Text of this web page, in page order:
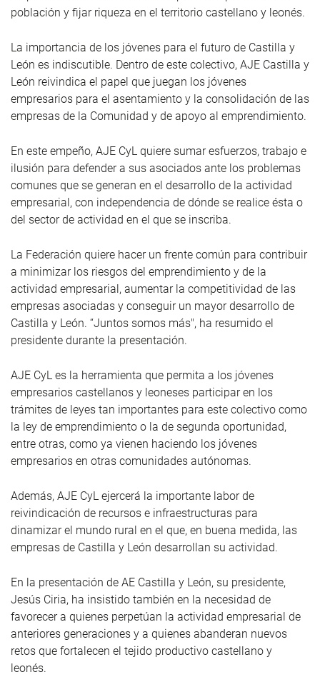
población y fijar riqueza en el territorio castellano y leonés.
La importancia de los jóvenes para el futuro de Castilla y
León es indiscutible. Dentro de este colectivo, AJE Castilla y
León reivindica el papel que juegan los jóvenes
empresarios para el asentamiento y la consolidación de las
empresas de la Comunidad y de apoyo al emprendimiento.
En este empeño, AJE CyL quiere sumar esfuerzos, trabajo e
ilusión para defender a sus asociados ante los problemas
comunes que se generan en el desarrollo de la actividad
empresarial, con independencia de dónde se realice ésta o
del sector de actividad en el que se inscriba.
La Federación quiere hacer un frente común para contribuir
a minimizar los riesgos del emprendimiento y de la
actividad empresarial, aumentar la competitividad de las
empresas asociadas y conseguir un mayor desarrollo de
Castilla y León. “Juntos somos más", ha resumido el
presidente durante la presentación.
AJE CyL es la herramienta que permita a los jóvenes
empresarios castellanos y leoneses participar en los
trámites de leyes tan importantes para este colectivo como
la ley de emprendimiento o la de segunda oportunidad,
entre otras, como ya vienen haciendo los jóvenes
empresarios en otras comunidades autónomas.
Además, AJE CyL ejercerá la importante labor de
reivindicación de recursos e infraestructuras para
dinamizar el mundo rural en el que, en buena medida, las
empresas de Castilla y León desarrollan su actividad.
En la presentación de AE Castilla y León, su presidente,
Jesús Ciria, ha insistido también en la necesidad de
favorecer a quienes perpetúan la actividad empresarial de
anteriores generaciones y a quienes abanderan nuevos
retos que fortalecen el tejido productivo castellano y
leonés.